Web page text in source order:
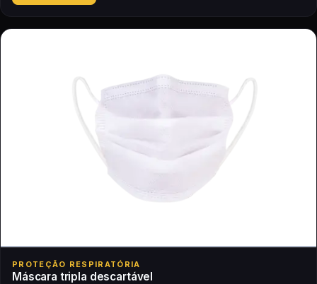
PROTEÇÃO RESPIRATÓRIA
Máscara tripla descartável